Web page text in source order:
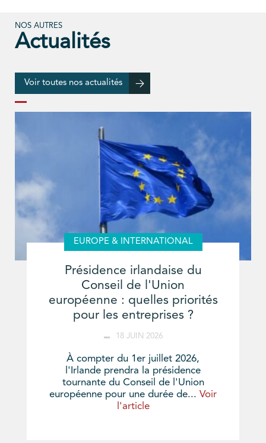
NOS AUTRES
Actualités
Voir toutes nos actualités
EUROPE & INTERNATIONAL
Présidence irlandaise du
Conseil de l'Union
européenne : quelles priorités
pour les entreprises ?
18 JUIN 2026
À compter du 1er juillet 2026,
l'Irlande prendra la présidence
tournante du Conseil de l'Union
européenne pour une durée de... Voir
l'article